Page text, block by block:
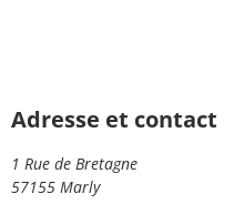
Adresse et contact
1 Rue de Bretagne
57155 Marly